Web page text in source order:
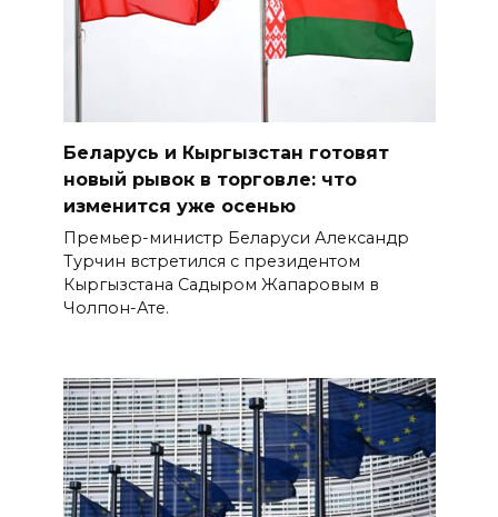
Беларусь и Кыргызстан готовят
новый рывок в торговле: что
изменится уже осенью
Премьер-министр Беларуси Александр
Турчин встретился с президентом
Кыргызстана Садыром Жапаровым в
Чолпон-Ате.